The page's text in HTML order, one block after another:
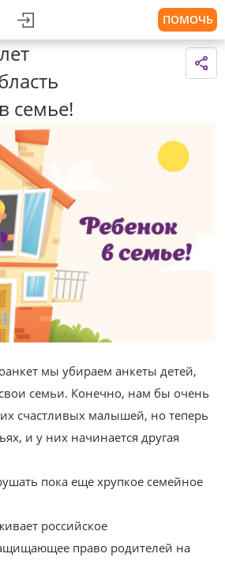
ПОМОЧЬ
семье!
мы убираем анкеты детей,
семьи. Конечно, нам бы очень
счастливых малышей, но теперь
и у них начинается другая
пока еще хрупкое семейное
российское
право родителей на